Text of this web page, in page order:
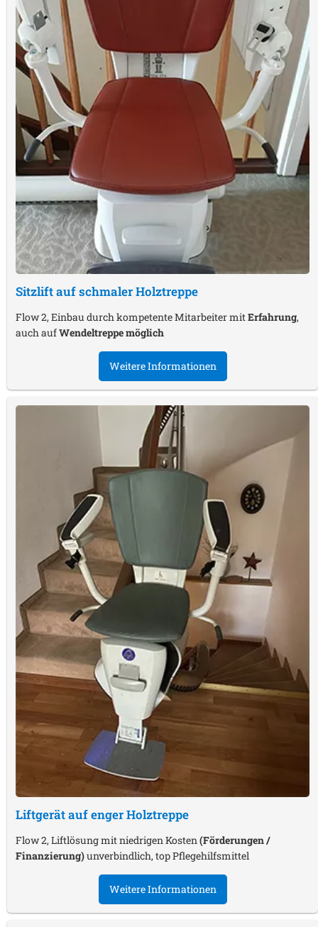
Sitzlift auf schmaler Holztreppe
Flow 2, Einbau durch kompetente Mitarbeiter mitErfahrung,
auch aufWendeltreppe möglich
Weitere Informationen
Liftgerät auf enger Holztreppe
Flow 2, Liftlösung mit niedrigen Kosten (Förderungen /
Finanzierung)unverbindlich, top Pflegehilfsmittel
Weitere Informationen